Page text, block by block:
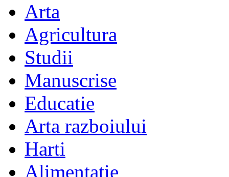
Arta
Agricultura
Studii
Manuscrise
Educatie
Arta razboiului
Harti
Alimentatie